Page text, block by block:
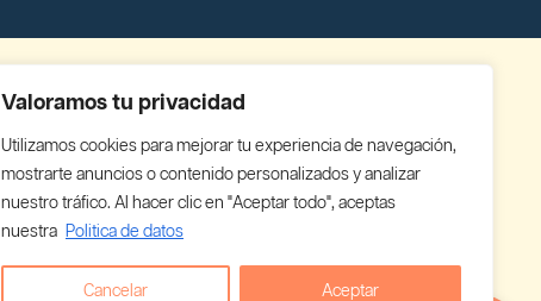
Valoramos tu privacidad
Utilizamos cookies para mejorar tu experiencia de navegación,
mostrarte anuncios o contenido personalizados y analizar
nuestro tráfico. Al hacer clic en "Aceptar todo", aceptas
nuestra Politica de datos
Cancelar Aceptar